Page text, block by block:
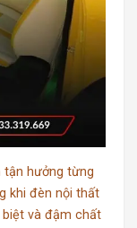
tận hưởng từng
khi đèn nội thất
và đậm chất